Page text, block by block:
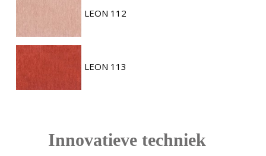
LEON 112
LEON 113
Innovatieve techniek